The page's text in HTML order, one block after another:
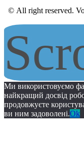
© All right reserved.
Ми використовуємо
найкращий досвід
продовжуєте
ви ним задоволені.Ok